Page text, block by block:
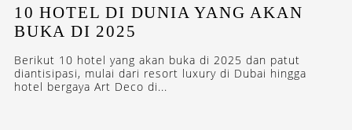
10 HOTEL DI DUNIA YANG AKAN
BUKA DI 2025
Berikut 10 hotel yang akan buka di 2025 dan patut
diantisipasi, mulai dari resort luxury di Dubai hingga
hotel bergaya Art Deco di...